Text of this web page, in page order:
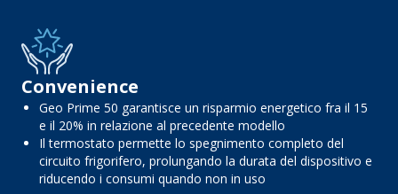
Convenience
Geo Prime 50 garantisce un risparmio energetico fra il 15
e il 20% in relazione al precedente modello
Il termostato permette lo spegnimento completo del
circuito frigorifero, prolungando la durata del dispositivo e
riducendo i consumi quando non in uso